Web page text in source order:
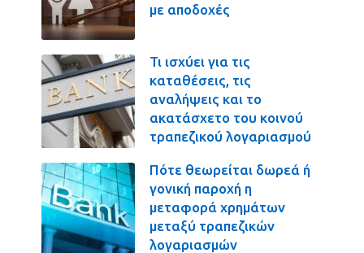
με αποδοχές
Τι ισχύει για τις
καταθέσεις, τις
αναλήψεις και το
ακατάσχετο του κοινού
τραπεζικού λογαριασμού
Πότε θεωρείται δωρεά ή
γονική παροχή η
μεταφορά χρημάτων
μεταξύ τραπεζικών
λογαριασμών